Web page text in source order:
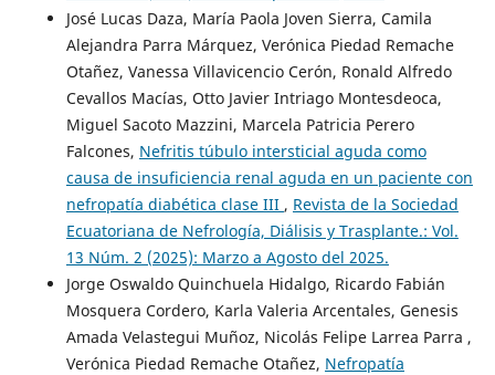
José Lucas Daza, María Paola Joven Sierra, Camila
Alejandra Parra Márquez, Verónica Piedad Remache
Otañez, Vanessa Villavicencio Cerón, Ronald Alfredo
Cevallos Macías, Otto Javier Intriago Montesdeoca,
Miguel Sacoto Mazzini, Marcela Patricia Perero
Falcones, Nefritis túbulo intersticial aguda como
causa de insuficiencia renal aguda en un paciente con
nefropatía diabética clase III , Revista de la Sociedad
Ecuatoriana de Nefrología, Diálisis y Trasplante.: Vol.
13 Núm. 2 (2025): Marzo a Agosto del 2025.
Jorge Oswaldo Quinchuela Hidalgo, Ricardo Fabián
Mosquera Cordero, Karla Valeria Arcentales, Genesis
Amada Velastegui Muñoz, Nicolás Felipe Larrea Parra ,
Verónica Piedad Remache Otañez, Nefropatía